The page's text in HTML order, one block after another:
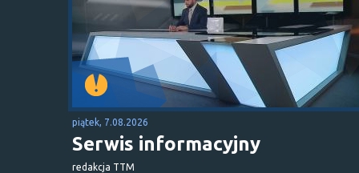
piątek, 7.08.2026
Serwis informacyjny
redakcja TTM